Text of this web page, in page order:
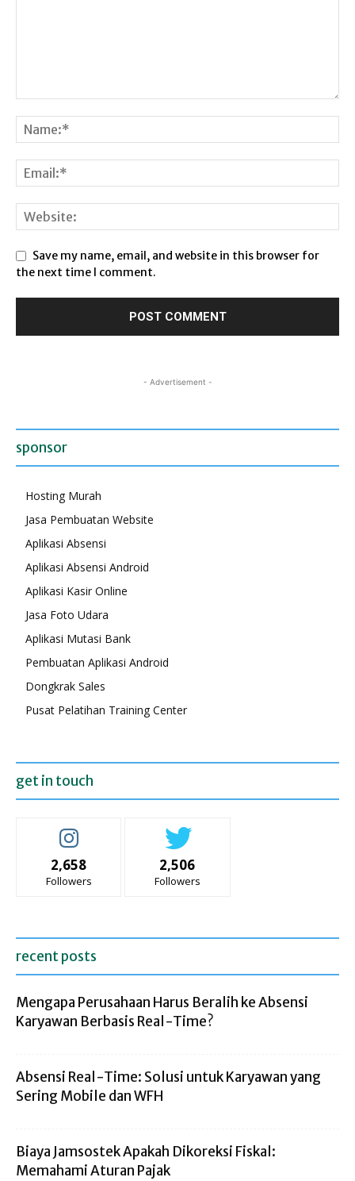
Save my name, email, and website in this browser for
the next time I comment.
- Advertisement -
sponsor
Hosting Murah
Jasa Pembuatan Website
Aplikasi Absensi
Aplikasi Absensi Android
Aplikasi Kasir Online
Jasa Foto Udara
Aplikasi Mutasi Bank
Pembuatan Aplikasi Android
Dongkrak Sales
Pusat Pelatihan Training Center
get in touch
2,658
Followers
2,506
Followers
recent posts
Mengapa Perusahaan Harus Beralih ke Absensi
Karyawan Berbasis Real-Time?
Absensi Real-Time: Solusi untuk Karyawan yang
Sering Mobile dan WFH
Biaya Jamsostek Apakah Dikoreksi Fiskal:
Memahami Aturan Pajak